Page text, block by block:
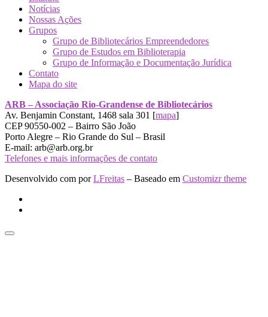
Notícias
Nossas Ações
Grupos
Grupo de Bibliotecários Empreendedores
Grupo de Estudos em Biblioterapia
Grupo de Informação e Documentação Jurídica
Contato
Mapa do site
ARB – Associação Rio-Grandense de Bibliotecários
Av. Benjamin Constant, 1468 sala 301 [mapa]
CEP 90550-002 – Bairro São João
Porto Alegre – Rio Grande do Sul – Brasil
E-mail: arb@arb.org.br
Telefones e mais informações de contato
Desenvolvido com porLFreitas – Baseado em Customizr theme